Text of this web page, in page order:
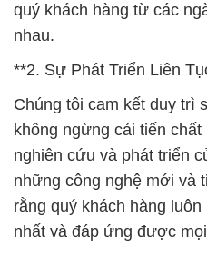
quý khách hàng từ các
nhau.
**2. Sự Phát Triển Liên
Chúng tôi cam kết duy trì
không ngừng cải tiến
nghiên cứu và phát triển
những công nghệ mới và
rằng quý khách hàng
nhất và đáp ứng được